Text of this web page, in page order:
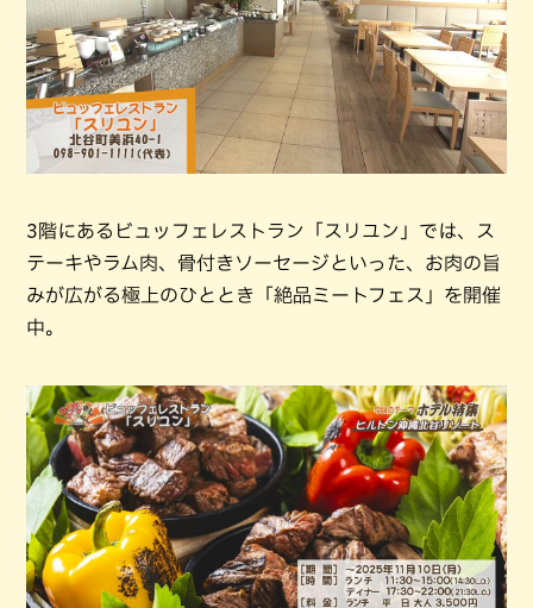
3階にあるビュッフェレストラン「スリユン」では、ス
テーキやラム肉、骨付きソーセージといった、お肉の旨
みが広がる極上のひととき「絶品ミートフェス」を開催
中。